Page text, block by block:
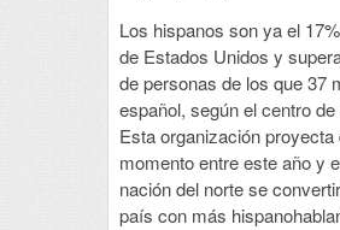
Los hispanos son ya el
de Estados Unidos y
de personas de los que 37
español, según el centro
Esta organización proyecta
momento entre este año y
nación del norte se
país con más